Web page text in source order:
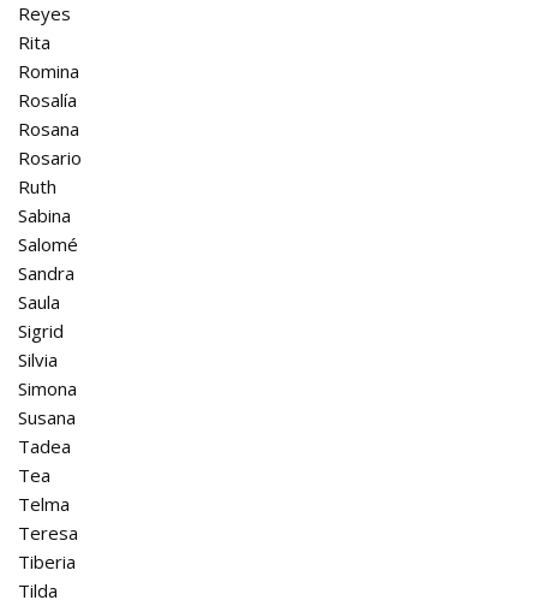
Reyes
Rita
Romina
Rosalía
Rosana
Rosario
Ruth
Sabina
Salomé
Sandra
Saula
Sigrid
Silvia
Simona
Susana
Tadea
Tea
Telma
Teresa
Tiberia
Tilda